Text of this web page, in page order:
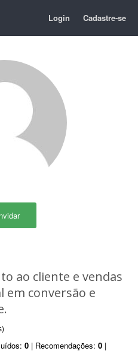
Login Cadastre-se
ao cliente e vendas
em conversão e
0 | Recomendações: 0 |